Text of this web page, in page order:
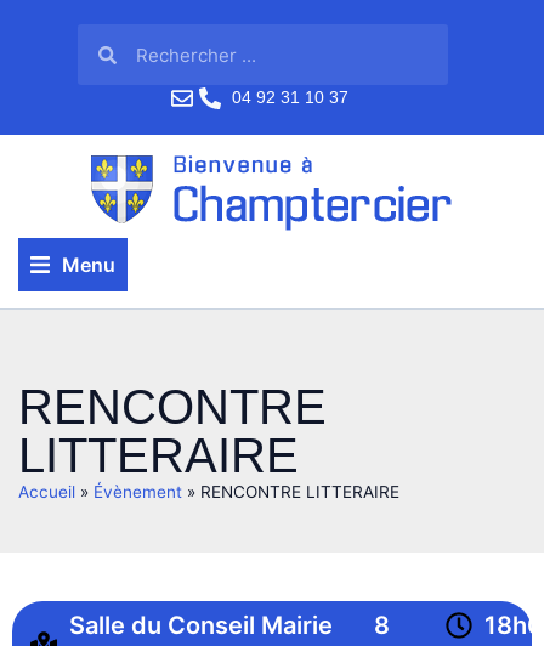
04 92 31 10 37
Menu
RENCONTRE
LITTERAIRE
Accueil » Évènement » RENCONTRE LITTERAIRE
Salle du Conseil Mairie
8